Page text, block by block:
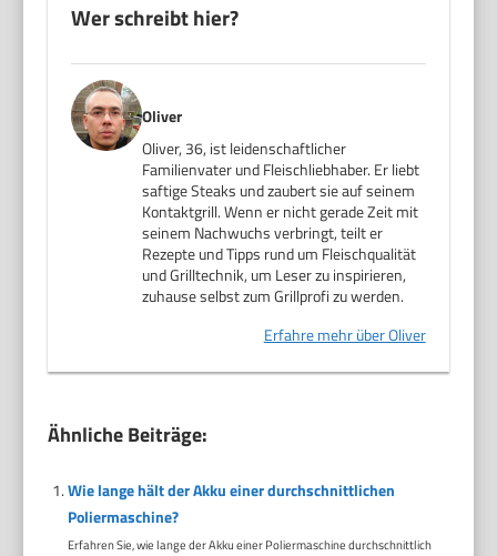
Wer schreibt hier?
Oliver
Oliver, 36, ist leidenschaftlicher
Familienvater und Fleischliebhaber. Er liebt
saftige Steaks und zaubert sie auf seinem
Kontaktgrill. Wenn er nicht gerade Zeit mit
seinem Nachwuchs verbringt, teilt er
Rezepte und Tipps rund um Fleischqualität
und Grilltechnik, um Leser zu inspirieren,
zuhause selbst zum Grillprofi zu werden.
Erfahre mehr über Oliver
Ähnliche Beiträge:
Wie lange hält der Akku einer durchschnittlichen
Poliermaschine?
Erfahren Sie, wie lange der Akku einer Poliermaschine durchschnittlich